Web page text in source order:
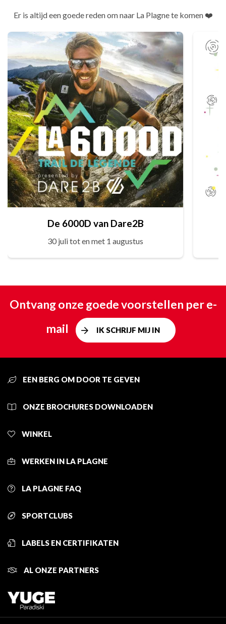
Er is altijd een goede reden om naar La Plagne te komen ❤️
De 6000D van Dare2B
30 juli tot en met 1 augustus
Ontvang onze goede voorstellen per e-
mail
IK SCHRIJF MIJ IN
EEN BERG OM DOOR TE GEVEN
ONZE BROCHURES DOWNLOADEN
WINKEL
WERKEN IN LA PLAGNE
LA PLAGNE FAQ
SPORTCLUBS
LABELS EN CERTIFIKATEN
AL ONZE PARTNERS